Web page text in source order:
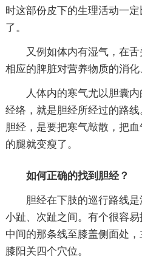
时这部份皮下的生理活动一
了。
又例如体内有湿气，在
相应的脾脏对营养物质的消化
人体内的寒气尤以胆囊
经络，就是胆经所经过的路
胆经，是要把寒气敲散，把
的腿就变瘦了。
如何正确的找到胆经？
胆经在下肢的巡行路线
小趾、次趾之间。有个很容
中间的那条线至膝盖侧面处，
膝阳关四个穴位。